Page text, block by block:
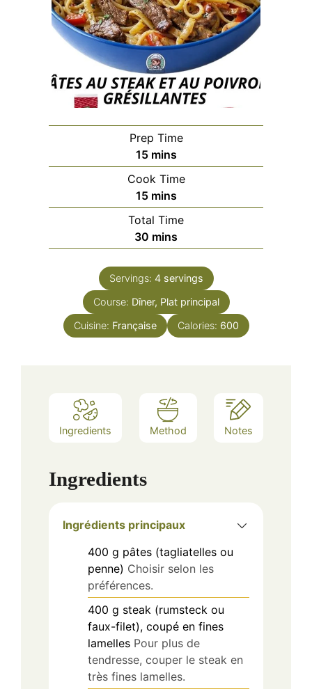
Prep Time
15minutes
mins
Cook Time
15minutes
mins
Total Time
30 minutes
mins
Servings: 4 servings
Course: Dîner, Plat principal
Cuisine: Française Calories: 600
Ingredients Method Notes
Ingredients
Ingrédients principaux
400 g pâtes (tagliatelles ou
penne) Choisir selon les
préférences.
400 g steak (rumsteck ou
faux-filet), coupé en fines
lamelles Pour plus de
tendresse, couper le steak en
très fines lamelles.